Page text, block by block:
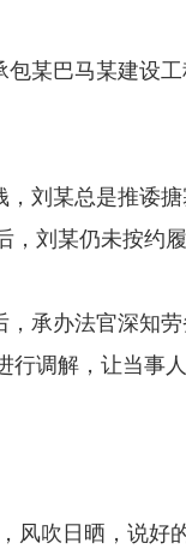
包某巴马某建设
刘某总是推诿
刘某仍未按约
承办法官深知
调解，让当事人
风吹日晒，说